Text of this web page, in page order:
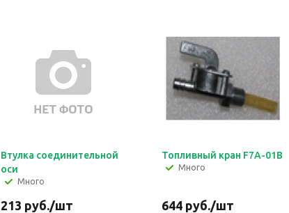
Втулка соединительной
оси
Много
213 руб./шт
Топливный кран F7А-01В
Много
644 руб./шт